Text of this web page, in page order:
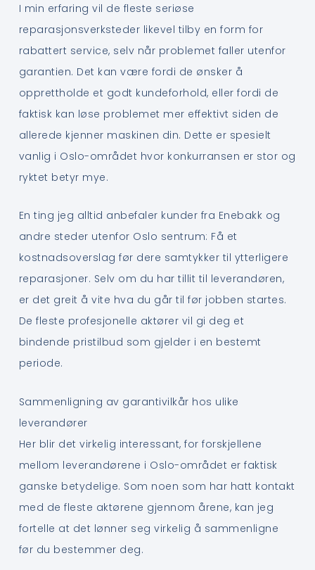
I min erfaring vil de fleste seriøse
reparasjonsverksteder likevel tilby en form for
rabattert service, selv når problemet faller utenfor
garantien. Det kan være fordi de ønsker å
opprettholde et godt kundeforhold, eller fordi de
faktisk kan løse problemet mer effektivt siden de
allerede kjenner maskinen din. Dette er spesielt
vanlig i Oslo-området hvor konkurransen er stor og
ryktet betyr mye.
En ting jeg alltid anbefaler kunder fra Enebakk og
andre steder utenfor Oslo sentrum: Få et
kostnadsoverslag før dere samtykker til ytterligere
reparasjoner. Selv om du har tillit til leverandøren,
er det greit å vite hva du går til før jobben startes.
De fleste profesjonelle aktører vil gi deg et
bindende pristilbud som gjelder i en bestemt
periode.
Sammenligning av garantivilkår hos ulike
leverandører
Her blir det virkelig interessant, for forskjellene
mellom leverandørene i Oslo-området er faktisk
ganske betydelige. Som noen som har hatt kontakt
med de fleste aktørene gjennom årene, kan jeg
fortelle at det lønner seg virkelig å sammenligne
før du bestemmer deg.